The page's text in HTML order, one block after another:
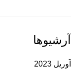
آرشیوها
آوریل 2023